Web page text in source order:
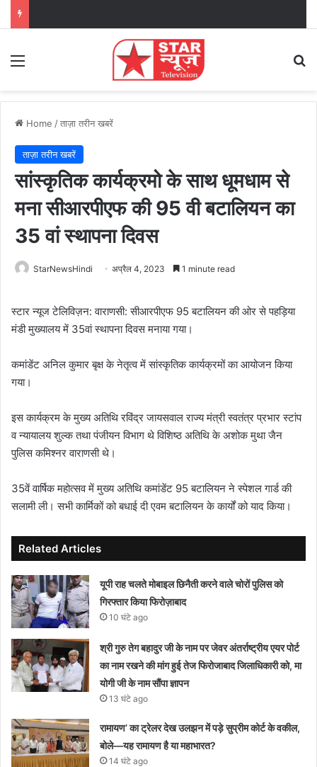
Menu
Home /ताज़ा तरीन खबरें
ताज़ा तरीन खबरें
सांस्कृतिक कार्यक्रमो के साथ धूमधाम से
मना सीआरपीएफ की 95 वी बटालियन का
35 वां स्थापना दिवस
StarNewsHindi अप्रैल 4, 2023 1 minute read
स्टार न्यूज टेलिविज़न: वाराणसी: सीआरपीएफ 95 बटालियन की ओर से पहड़िया
मंडी मुख्यालय में 35वां स्थापना दिवस मनाया गया।
कमांडेंट अनिल कुमार बृक्ष के नेतृत्व में सांस्कृतिक कार्यक्रमों का आयोजन किया
गया।
इस कार्यक्रम के मुख्य अतिथि रविंद्र जायसवाल राज्य मंत्री स्वतंत्र प्रभार स्टांप
व न्यायालय शुल्क तथा पंजीयन विभाग थे विशिष्ठ अतिथि के अशोक मुथा जैन
पुलिस कमिश्नर वाराणसी थे।
35वें वार्षिक महोत्सव में मुख्य अतिथि कमांडेंट 95 बटालियन ने स्पेशल गार्ड की
सलामी ली। सभी कार्मिकों को बधाई दी एवम बटालियन के कार्यों को याद किया।
Related Articles
यूपी राह चलते मोबाइल छिनैती करने वाले चोरों पुलिस को
गिरफ्तार किया फिरोज़ाबाद
10 घंटे ago
श्री गुरु तेग बहादुर जी के नाम पर जेवर अंतर्राष्ट्रीय एयर पोर्ट
का नाम रखने की मांग हुई तेज फिरोजाबाद जिलाधिकारी को, मा
योगी जी के नाम सौंपा ज्ञापन
13 घंटे ago
रामायण’ का ट्रेलर देख उलझन में पड़े सुप्रीम कोर्ट के वकील,
बोले—यह रामायण है या महाभारत?
14 घंटे ago